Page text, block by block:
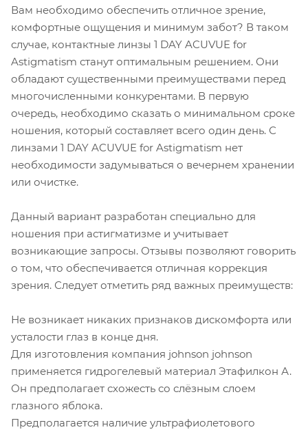
Вам необходимо обеспечить отличное зрение,
комфортные ощущения и минимум забот? В таком
случае, контактные линзы 1 DAY ACUVUE for
Astigmatism станут оптимальным решением. Они
обладают существенными преимуществами перед
многочисленными конкурентами. В первую
очередь, необходимо сказать о минимальном сроке
ношения, который составляет всего один день. С
линзами 1 DAY ACUVUE for Astigmatism нет
необходимости задумываться о вечернем хранении
или очистке.
Данный вариант разработан специально для
ношения при астигматизме и учитывает
возникающие запросы. Отзывы позволяют говорить
о том, что обеспечивается отличная коррекция
зрения. Следует отметить ряд важных преимуществ:
Не возникает никаких признаков дискомфорта или
усталости глаз в конце дня.
Для изготовления компания johnson johnson
применяется гидрогелевый материал Этафилкон А.
Он предполагает схожесть со слёзным слоем
глазного яблока.
Предполагается наличие ультрафиолетового